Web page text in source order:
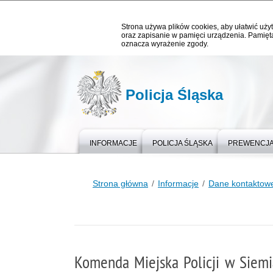
Strona używa plików cookies, aby ułatwić
oraz zapisanie w pamięci urządzenia.
oznacza wyrażenie zgody.
Policja Śląska
INFORMACJE POLICJA ŚLĄSKA
Strona główna Informacje Dane
Komenda Miejska Policji w